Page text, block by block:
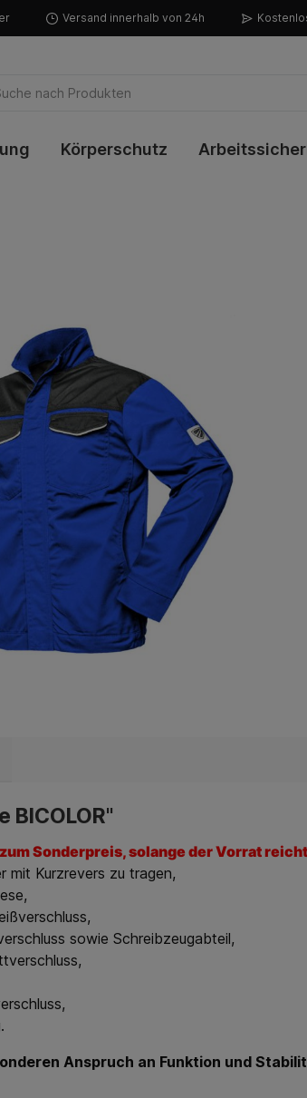
Versand innerhalb von 24h
Körperschutz
Sonderpreis, solange der Vorrat reicht
mit Kurzrevers zu tragen,
sowie Schreibzeugabteil,
Anspruch an Funktion und